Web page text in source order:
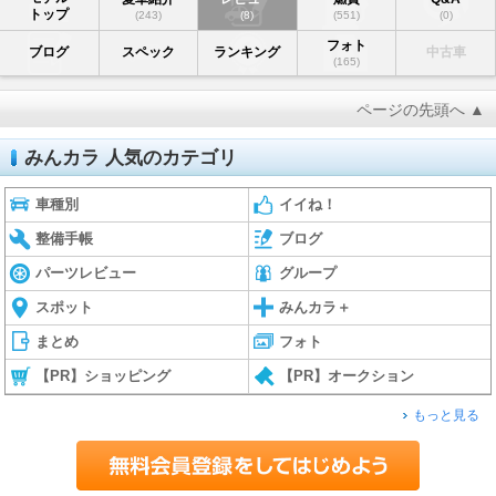
トップ
(243) (8) (551) (0)
ブログ スペック ランキング フォト
(165)
中古車
ページの先頭へ ▲
みんカラ 人気のカテゴリ
車種別 イイね！
整備手帳 ブログ
パーツレビュー グループ
スポット みんカラ＋
まとめ フォト
【PR】ショッピング 【PR】オークション
もっと見る